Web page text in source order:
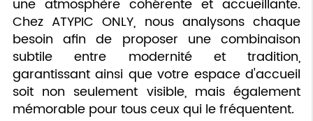
une atmosphère cohérente et accueillante.
Chez ATYPIC ONLY, nous analysons chaque
besoin afin de proposer une combinaison
subtile entre modernité et tradition,
garantissant ainsi que votre espace d'accueil
soit non seulement visible, mais également
mémorable pour tous ceux qui le fréquentent.